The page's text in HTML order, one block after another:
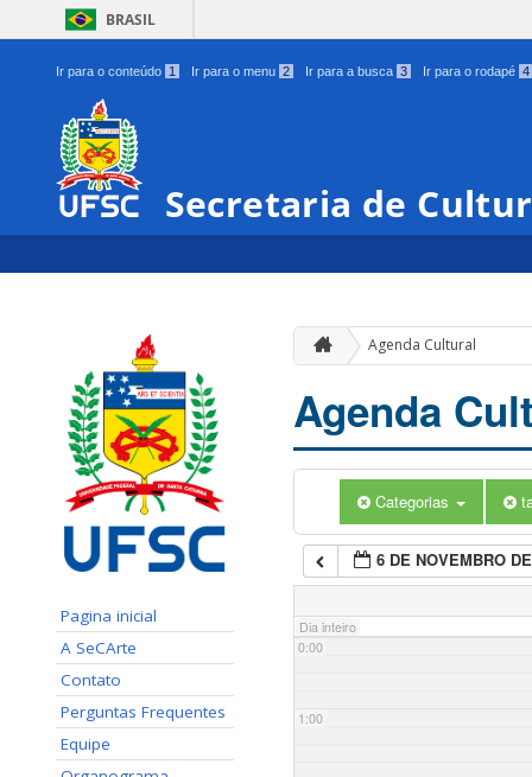
BRASIL
Ir para o conteúdo 1 Ir para o menu 2 Ir para a busca 3 Ir para o rodapé 4
Secretaria de
Pagina inicial
A SeCArte
Contato
Perguntas Frequentes
Equipe
Agenda Cultural
Agenda
Categorias
6 DE NOVEMBRO
Dia inteiro
0:00
1:00